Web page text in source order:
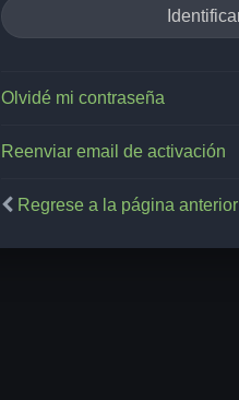
Olvidé mi contraseña
Reenviar email de activación
Regrese a la página anterior